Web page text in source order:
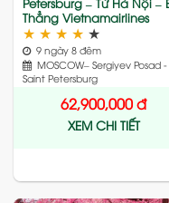
Thẳng Vietnamairlines
★ ★ ★ ★ ★
9 ngày 8 đêm
MOSCOW– Sergiyev Posad -
Saint Petersburg
62,900,000đ
XEM CHI TIẾT